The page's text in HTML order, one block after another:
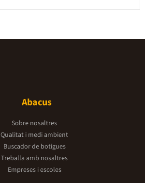
Abacus
Sobre nosaltres
Qualitat i medi ambient
Buscador de botigues
Treballa amb nosaltres
Empreses i escoles